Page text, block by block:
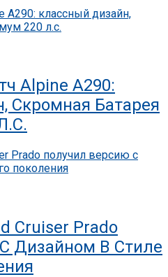
Alpine A290:
Скромная Батарея
Cruiser Prado
Дизайном В Стиле